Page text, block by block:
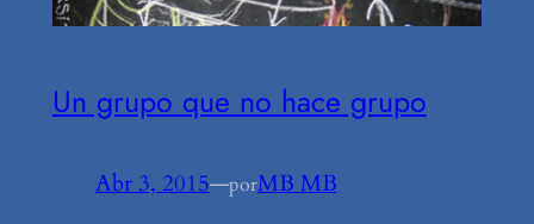
Un grupo que no hace grupo
Abr 3, 2015—porMB MB